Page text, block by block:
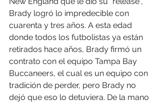
Brady logró lo impredecible con
cuarenta y tres años. A esta edad
donde todos los futbolistas ya están
retirados hace años, Brady firmó un
contrato con el equipo Tampa Bay
Buccaneers, el cual es un equipo con
tradición de perder, pero Brady no
dejó que eso lo detuviera. De la mano